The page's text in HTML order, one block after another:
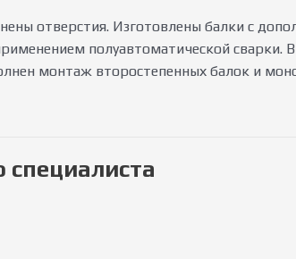
отверстия. Изготовлены балки с
полуавтоматической
монтаж второстепенных балок и